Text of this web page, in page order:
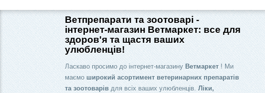
Ветпрепарати та зоотоварі -
інтернет-магазин Ветмаркет: все для
здоров'я та щастя ваших
улюбленців!
Ласкаво просимо до інтернет-магазину Ветмаркет ! Ми
маємоширокий асортимент ветеринарних препаратів
та зоотоварів для всіх ваших улюбленців.Ліки,